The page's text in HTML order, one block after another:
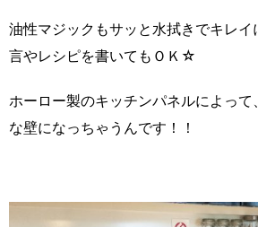
油性マジックもサッと水拭きでキレ
言やレシピを書いてもＯＫ☆
ホーロー製のキッチンパネルによって
な壁になっちゃうんです！！